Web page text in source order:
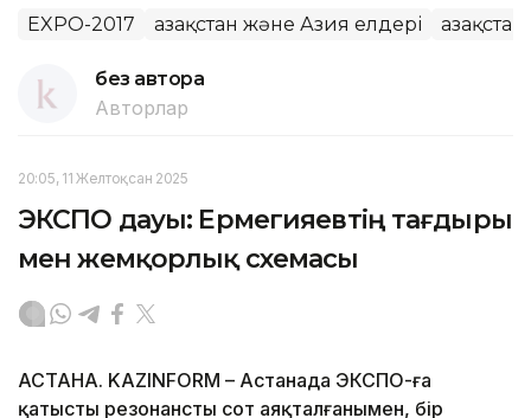
EXPO-2017 Қазақстан және Азия елдері
без автора
Авторлар
20:05, 11 Желтоқсан 2025
ЭКСПО дауы: Ермегияевтің тағдыры
мен жемқорлық схемасы
АСТАНА. KAZINFORM – Астанада ЭКСПО-ға
қатысты резонансты сот аяқталғанымен, бір